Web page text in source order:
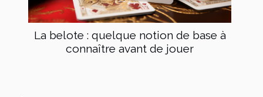
La belote : quelque notion de base à
connaître avant de jouer